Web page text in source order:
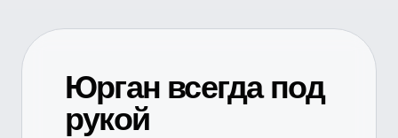
Юрган всегда под
рукой